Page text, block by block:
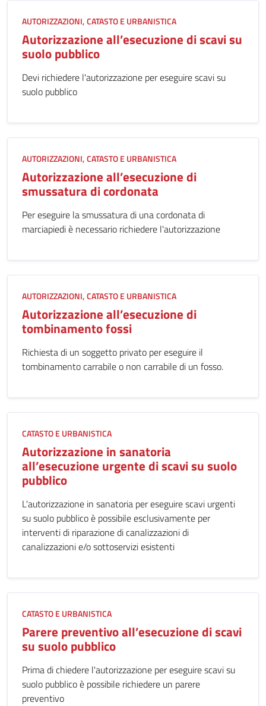
AUTORIZZAZIONI CATASTO E URBANISTICA
Autorizzazione all’esecuzione di scavi su
suolo pubblico
Devi richiedere l'autorizzazione per eseguire scavi su
suolo pubblico
AUTORIZZAZIONI CATASTO E URBANISTICA
Autorizzazione all’esecuzione di
smussatura di cordonata
Per eseguire la smussatura di una cordonata di
marciapiedi è necessario richiedere l'autorizzazione
AUTORIZZAZIONI CATASTO E URBANISTICA
Autorizzazione all’esecuzione di
tombinamento fossi
Richiesta di un soggetto privato per eseguire il
tombinamento carrabile o non carrabile di un fosso.
CATASTO E URBANISTICA
Autorizzazione in sanatoria
all’esecuzione urgente di scavi su suolo
pubblico
L'autorizzazione in sanatoria per eseguire scavi urgenti
su suolo pubblico è possibile esclusivamente per
interventi di riparazione di canalizzazioni di
canalizzazioni e/o sottoservizi esistenti
CATASTO E URBANISTICA
Parere preventivo all’esecuzione di scavi
su suolo pubblico
Prima di chiedere l'autorizzazione per eseguire scavi su
suolo pubblico è possibile richiedere un parere
preventivo